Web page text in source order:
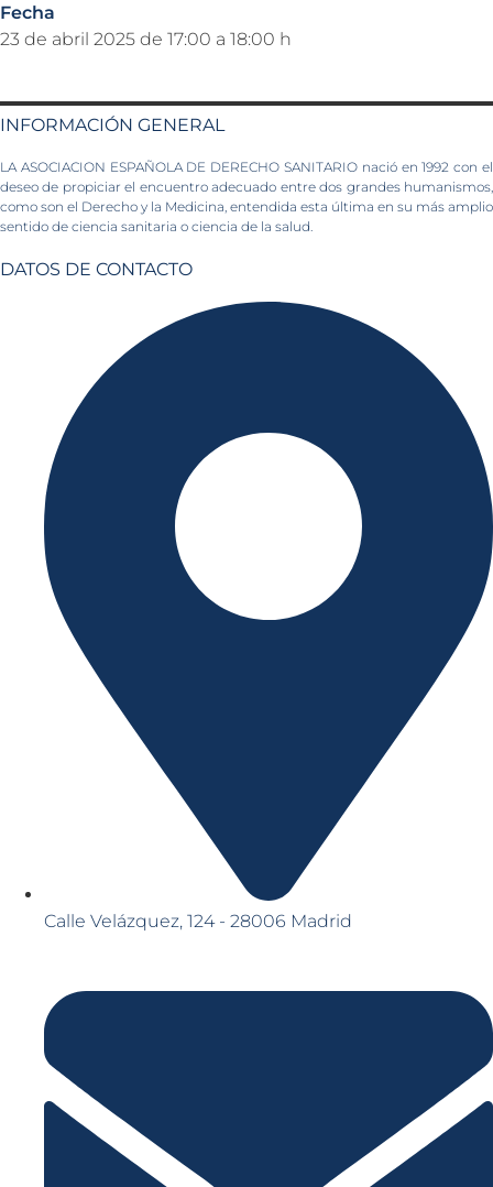
Fecha
23 de abril 2025 de 17:00 a 18:00 h
INFORMACIÓN GENERAL
LA ASOCIACION ESPAÑOLA DE DERECHO SANITARIO nació en 1992 con el
deseo de propiciar el encuentro adecuado entre dos grandes humanismos,
como son el Derecho y la Medicina, entendida esta última en su más amplio
sentido de ciencia sanitaria o ciencia de la salud.
DATOS DE CONTACTO
Calle Velázquez, 124 - 28006 Madrid